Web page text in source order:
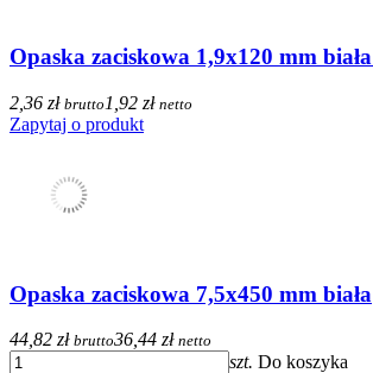
Opaska zaciskowa 1,9x120 mm biała
2,36 zł brutto 1,92 zł netto
Zapytaj o produkt
Opaska zaciskowa 7,5x450 mm biała
44,82 zł brutto36,44 zł netto
szt. Do koszyka